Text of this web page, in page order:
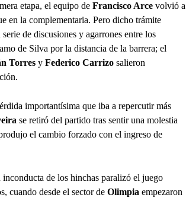
etapa, el equipo de Francisco Arce volvió a
en la complementaria. Pero dicho trámite
de discusiones y agarrones entre los
de Silva por la distancia de la barrera; el
Torres y Federico Carrizo salieron
importantísima que iba a repercutir más
se retiró del partido tras sentir una molestia
el cambio forzado con el ingreso de
de los hinchas paralizó el juego
cuando desde el sector de Olimpia empezaron